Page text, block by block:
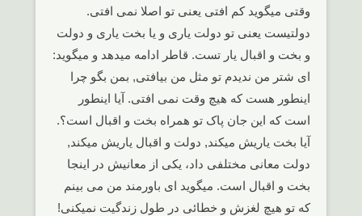
وقتی میگوید کم افتی یعنی تو اصلا نمی افتی.
دولتیست یعنی تو دولت یاری و یا بخت یاری و دولت
و بخت و اقبال یار تست. قاطر ادامه میدهد و میگوید:
ای شتر من ندیدم تو مثل من بیافتی, بمن بگو چرا
اینطور هست که هیچ وقت نمی افتی. آیا اینطور
است که این جان پاک تو همراه بخت و اقبال است؟.
آیا بخت یاریش میکند, دولت و اقبال یاریش میکند,
دولت معانی مختلفی داد، یکی از معانیش در اینجا
بخت و اقبال است. میگوید ای باورمند من می بینم
که تو هیچ لغزش و خطائی در طول زندگیت نمیکنی!